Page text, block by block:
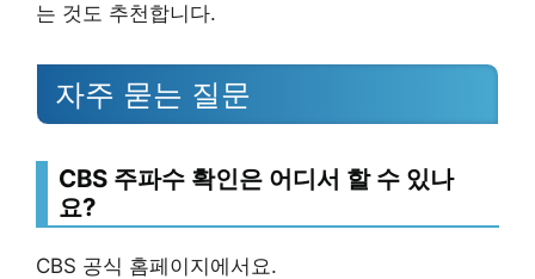
는 것도 추천합니다.
자주 묻는 질문
CBS 주파수 확인은 어디서 할 수 있나
요?
CBS 공식 홈페이지에서요.